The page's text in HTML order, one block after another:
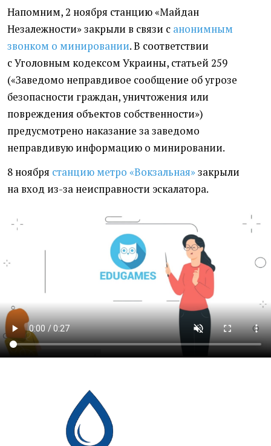
Напомним, 2 ноября станцию«Майдан
Незалежности»закрыли в связи с анонимным
звонком о минировании. В соответствии
с Уголовным кодексом Украины, статьей 259
(«Заведомо неправдивое сообщение об угрозе
безопасности граждан, уничтожения или
повреждения объектов собственности»)
предусмотрено наказание за заведомо
неправдивую информацию о минировании.
8 ноября станцию метро «Вокзальная»закрыли
на вход из-за неисправности эскалатора.